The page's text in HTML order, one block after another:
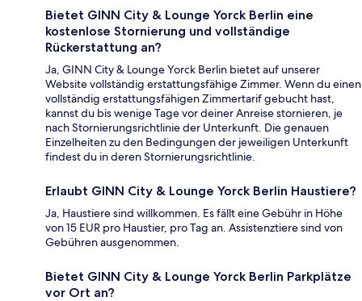
Bietet GINN City & Lounge Yorck Berlin eine
kostenlose Stornierung und vollständige
Rückerstattung an?
Ja, GINN City & Lounge Yorck Berlin bietet auf unserer
Website vollständig erstattungsfähige Zimmer. Wenn du einen
vollständig erstattungsfähigen Zimmertarif gebucht hast,
kannst du bis wenige Tage vor deiner Anreise stornieren, je
nach Stornierungsrichtlinie der Unterkunft. Die genauen
Einzelheiten zu den Bedingungen der jeweiligen Unterkunft
findest du in deren Stornierungsrichtlinie.
Erlaubt GINN City & Lounge Yorck Berlin Haustiere?
Ja, Haustiere sind willkommen. Es fällt eine Gebühr in Höhe
von 15 EUR pro Haustier, pro Tag an. Assistenztiere sind von
Gebühren ausgenommen.
Bietet GINN City & Lounge Yorck Berlin Parkplätze
vor Ort an?